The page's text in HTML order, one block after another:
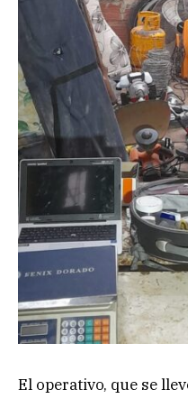
El operativo, que se